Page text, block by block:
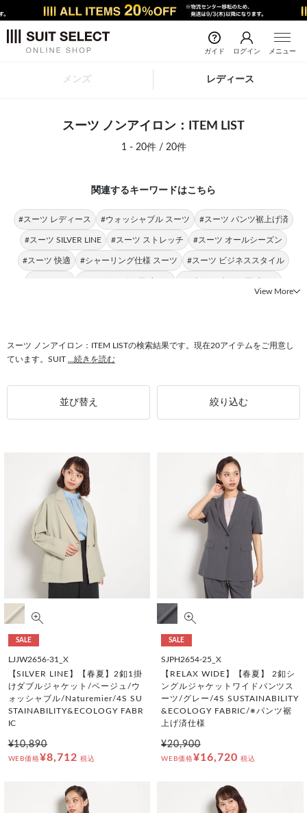
ガイド ログイン メニュー
メンズ レディース
スーツ ノンアイロン：ITEM LIST
1 - 20件 / 20件
関連するキーワードはこちら
#スーツ レディース #ウォッシャブル スーツ #スーツ パンツ裾上げ済
#スーツ SILVER LINE #スーツ ストレッチ #スーツ オールシーズン
#スーツ 快適 #シャーリング仕様 スーツ #スーツ ビジネススタイル
#スーツ 4Sノンアイロン #ストレッチ ノンアイロン
#アウター ノンアイロン #ウォッシャブル ノンアイロン
View More
スーツ ノンアイロン：ITEM LISTの検索結果です。現在20アイテムをご用意し
ています。SUIT
...続きを読む
並び替え 絞り込む
SALE
LJJW2656-31_X
【SILVER LINE】【春夏】2釦1掛
けダブルジャケット/ベージュ/ウ
ォッシャブル/Naturemier/4S SU
STAINABILITY&ECOLOGY FABR
IC
¥10,890
WEB価格¥8,712 税込
SALE
SJPH2654-25_X
【RELAX WIDE】【春夏】 2釦シ
ングルジャケットワイドパンツス
ーツ/グレー/4S SUSTAINABILITY
&ECOLOGY FABRIC/※パンツ裾
上げ済仕様
¥20,900
WEB価格¥16,720 税込